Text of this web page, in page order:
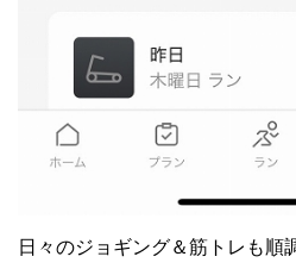
日々のジョギング＆筋トレも順